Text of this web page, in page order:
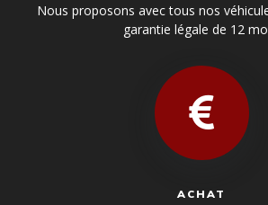
Nous proposons avec tous nos
garantie légale de 12
ACHAT